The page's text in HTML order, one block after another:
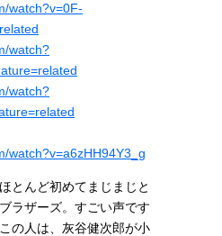
watch?v=0F-
watch?
watch?
watch?v=a6zHH94Y3_g
とんど初めてまじまじと
ラザーズ。すごい声です
の人は、灰谷健次郎が小